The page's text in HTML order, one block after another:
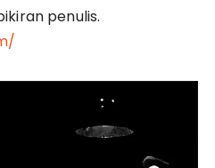
penulis.